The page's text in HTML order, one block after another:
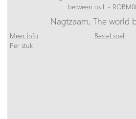
Nagtzaam, The world
Meer info Bestel snel
Per stuk